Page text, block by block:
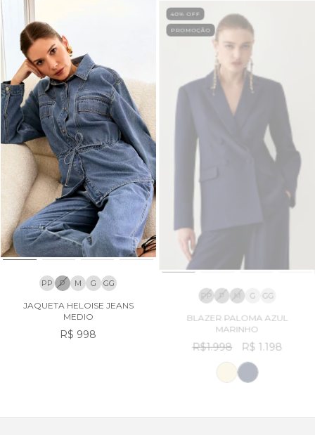
PP P M G GG
JAQUETA HELOISE JEANS
MEDIO
R$ 998
PROMOÇÃO
MARINHO
R$1.998 R$ 1.198